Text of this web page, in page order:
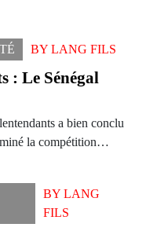
BY LANG FILS
: Le Sénégal
a bien conclu
la compétition…
BYLANG
FILS